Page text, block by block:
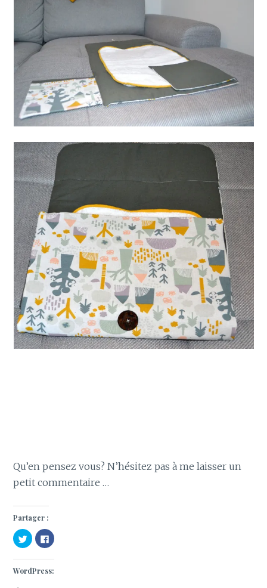
Qu’en pensez vous? N’hésitez pas à me laisser un
petit commentaire …
Partager :
C
l
q
e
C
l
q
e
WordPress: